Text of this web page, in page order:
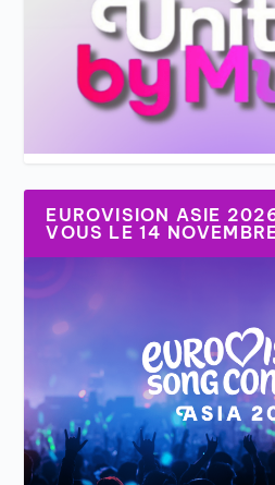
EUROVISION ASIE
VOUS LE 14